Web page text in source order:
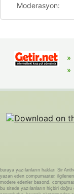
Moderasyon:
buraya yazılanların hakları Sir
yazan eden compumaster,
modere edenler basond,
bu sitede yazılanların hiçbiri